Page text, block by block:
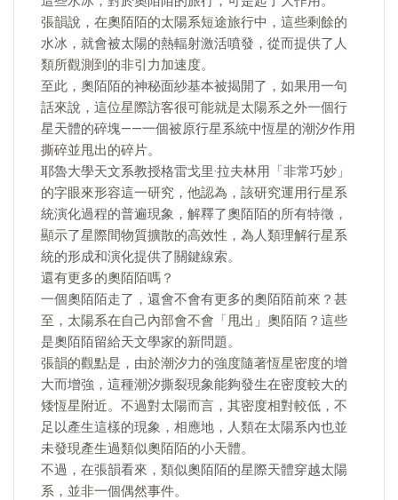
張韻說，在奧陌陌的太陽系短途旅行中，這些剩餘的
水冰，就會被太陽的熱輻射激活噴發，從而提供了人
類所觀測到的非引力加速度。
至此，奧陌陌的神秘面紗基本被揭開了，如果用一句
話來說，這位星際訪客很可能就是太陽系之外一個行
星天體的碎塊——一個被原行星系統中恆星的潮汐作用
撕碎並甩出的碎片。
耶魯大學天文系教授格雷戈里·拉夫林用「非常巧妙」
的字眼來形容這一研究，他認為，該研究運用行星系
統演化過程的普遍現象，解釋了奧陌陌的所有特徵，
顯示了星際間物質擴散的高效性，為人類理解行星系
統的形成和演化提供了關鍵線索。
還有更多的奧陌陌嗎？
一個奧陌陌走了，還會不會有更多的奧陌陌前來？甚
至，太陽系在自己內部會不會「甩出」奧陌陌？這些
是奧陌陌留給天文學家的新問題。
張韻的觀點是，由於潮汐力的強度隨著恆星密度的增
大而增強，這種潮汐撕裂現象能夠發生在密度較大的
矮恆星附近。不過對太陽而言，其密度相對較低，不
足以產生這樣的現象，相應地，人類在太陽系內也並
未發現產生過類似奧陌陌的小天體。
不過，在張韻看來，類似奧陌陌的星際天體穿越太陽
系，並非一個偶然事件。